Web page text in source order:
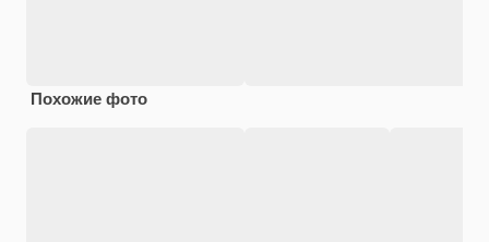
Похожие фото